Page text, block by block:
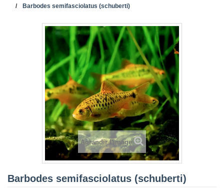
Barbodes semifasciolatus (schuberti)
Agrandir l'image
Barbodes semifasciolatus (schuberti)